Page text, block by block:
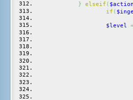
} elseif (
if (
$level